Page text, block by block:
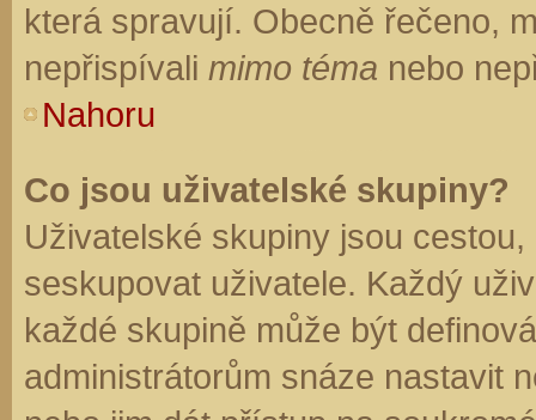
která spravují. Obecně řečeno,
nepřispívali mimo téma nebo
Nahoru
Co jsou uživatelské skupiny?
Uživatelské skupiny jsou
seskupovat uživatele. Každý
každé skupině může být
administrátorům snáze nastavit